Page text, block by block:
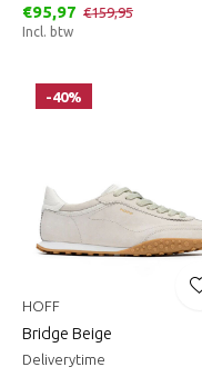
€95,97 €159,95
Incl. btw
-40%
HOFF
Bridge Beige
Deliverytime